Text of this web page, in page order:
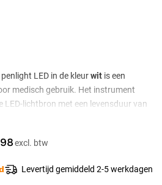
Levertijd gemiddeld 2-5 werkdagen
LED in de kleurwit is een
medisch gebruik. Het instrument
LED-lichtbron met een levensduur van
helder, constant licht. De metalen
stevigheid en gebruiksgemak, ideaal
Optioneel is een